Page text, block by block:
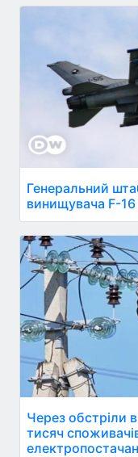
Генеральний
винищувача F-16
Через обстріли
тисяч